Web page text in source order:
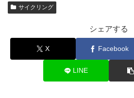
サイクリング
シェアする
X Facebook
LINE